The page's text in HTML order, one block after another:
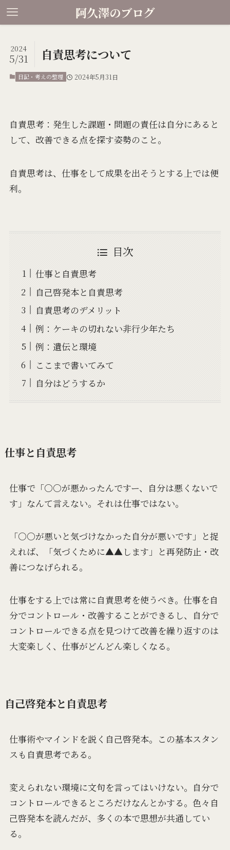
阿久澤のブログ
自責思考について
2024
5/31
日記・考えの整理 2024年5月31日
自責思考：発生した課題・問題の責任は自分にあると
して、改善できる点を探す姿勢のこと。
自責思考は、仕事をして成果を出そうとする上では便
利。
目次
仕事と自責思考
自己啓発本と自責思考
自責思考のデメリット
例：ケーキの切れない非行少年たち
例：遺伝と環境
ここまで書いてみて
自分はどうするか
仕事と自責思考
仕事で「〇〇が悪かったんですー、自分は悪くないで
す」なんて言えない。それは仕事ではない。
「〇〇が悪いと気づけなかった自分が悪いです」と捉
えれば、「気づくために▲▲します」と再発防止・改
善につなげられる。
仕事をする上では常に自責思考を使うべき。仕事を自
分でコントロール・改善することができるし、自分で
コントロールできる点を見つけて改善を繰り返すのは
大変楽しく、仕事がどんどん楽しくなる。
自己啓発本と自責思考
仕事術やマインドを説く自己啓発本。この基本スタン
スも自責思考である。
変えられない環境に文句を言ってはいけない。自分で
コントロールできるところだけなんとかする。色々自
己啓発本を読んだが、多くの本で思想が共通してい
る。